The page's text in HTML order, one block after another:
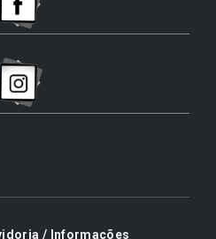
/ Informações